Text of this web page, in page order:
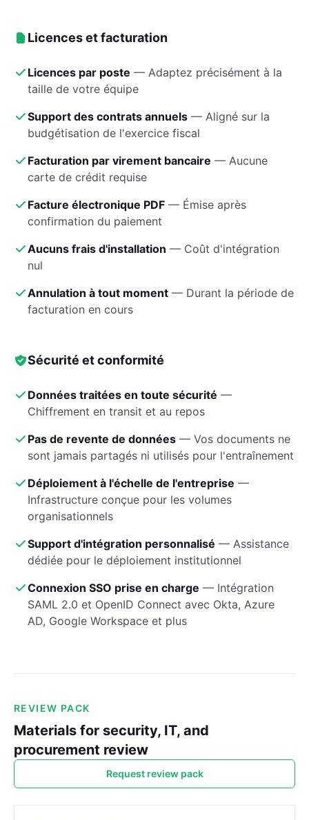
Licences et facturation
Licences par poste — Adaptez précisément à la
taille de votre équipe
Support des contrats annuels — Aligné sur la
budgétisation de l'exercice fiscal
Facturation par virement bancaire — Aucune
carte de crédit requise
Facture électronique PDF — Émise après
confirmation du paiement
Aucuns frais d'installation — Coût d'intégration
nul
Annulation à tout moment — Durant la période de
facturation en cours
Sécurité et conformité
Données traitées en toute sécurité —
Chiffrement en transit et au repos
Pas de revente de données — Vos documents ne
sont jamais partagés ni utilisés pour l'entraînement
Déploiement à l'échelle de l'entreprise —
Infrastructure conçue pour les volumes
organisationnels
Support d'intégration personnalisé — Assistance
dédiée pour le déploiement institutionnel
Connexion SSO prise en charge — Intégration
SAML 2.0 et OpenID Connect avec Okta, Azure
AD, Google Workspace et plus
REVIEW PACK
Materials for security, IT, and
procurement review
Request review pack